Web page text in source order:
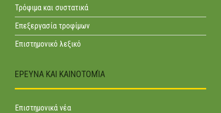
Τρόφιμα και συστατικά
Επεξεργασία τροφίμων
Επιστημονικό λεξικό
ΕΡΕΥΝΑ ΚΑΙ ΚΑΙΝΟΤΟΜΊΑ
Επιστημονικά νέα